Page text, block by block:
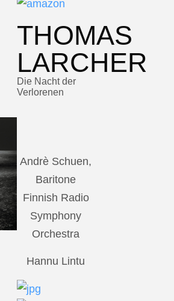
THOMAS
LARCHER
Die Nacht der
Verlorenen
Andrè Schuen,
Baritone
Finnish Radio
Symphony
Orchestra
Hannu Lintu